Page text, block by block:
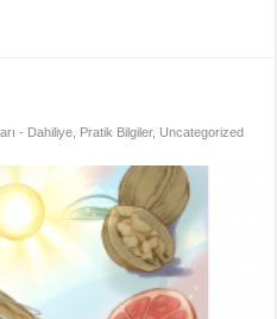
- Dahiliye Pratik Bilgiler, Uncategorized